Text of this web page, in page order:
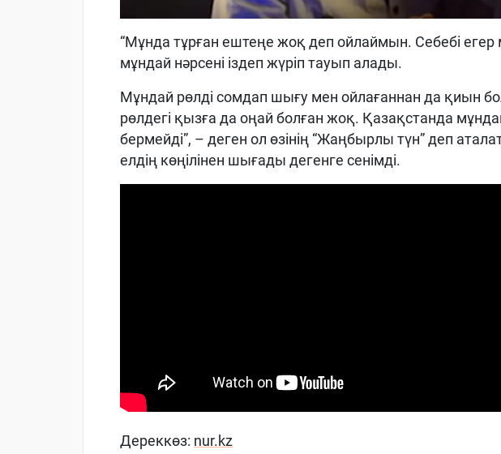
“Мұнда тұрған ештеңе жоқ деп ойлаймын. Себебі егер
мұндай нәрсені іздеп жүріп тауып алады.
Мұндай рөлді сомдап шығу мен ойлағаннан да қиын
рөлдегі қызға да оңай болған жоқ. Қазақстанда
бермейді”, – деген ол өзінің “Жаңбырлы түн” деп
елдің көңілінен шығады дегенге сенімді.
Дереккөз: nur.kz